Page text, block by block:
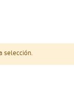
selección.